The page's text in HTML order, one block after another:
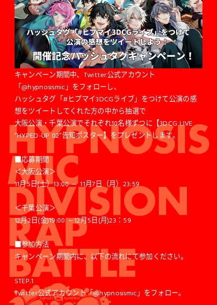
キャンペーン期間中、Twitter公式アカウント
「@hypnosismic」をフォローし、
ハッシュタグ「#ヒプマイ3DCGライブ」をつけて公演の感
想をツイートしてくれた方の中から抽選で
大阪公演・千葉公演でそれぞれ10名様ずつに【3DCG LIVE
“HYPED-UP 02”告知ポスター】をプレゼントします。
■応募期間
＜大阪公演＞
11月5日(土）13:00 ～ 11月7日（月）23:59
＜千葉公演＞
12月2日(金)19:00 ～12月5日(月)23：59
■参加方法
キャンペーン期間内に、以下の流れにて参加ください。
STEP.1
Twitter公式アカウント「@hypnosismic」をフォロー。